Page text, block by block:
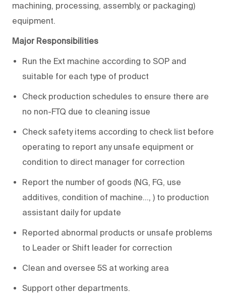
machining, processing, assembly, or packaging)
equipment.
Major Responsibilities
Run the Ext machine according to SOP and
suitable for each type of product
Check production schedules to ensure there are
no non-FTQ due to cleaning issue
Check safety items according to check list before
operating to report any unsafe equipment or
condition to direct manager for correction
Report the number of goods (NG, FG, use
additives, condition of machine…, ) to production
assistant daily for update
Reported abnormal products or unsafe problems
to Leader or Shift leader for correction
Clean and oversee 5S at working area
Support other departments.